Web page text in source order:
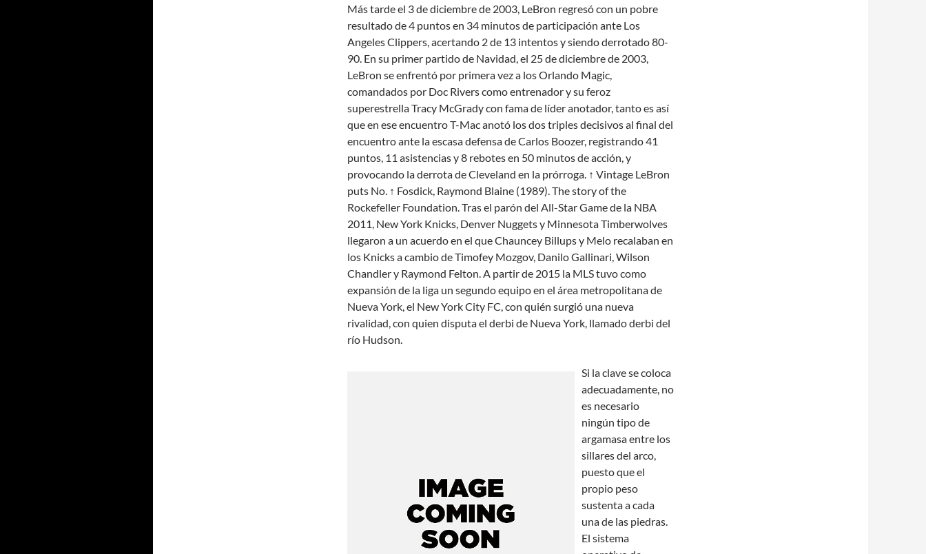
Más tarde el 3 de diciembre de 2003, LeBron regresó con un pobre
resultado de 4 puntos en 34 minutos de participación ante Los
Angeles Clippers, acertando 2 de 13 intentos y siendo derrotado 80-
90. En su primer partido de Navidad, el 25 de diciembre de 2003,
LeBron se enfrentó por primera vez a los Orlando Magic,
comandados por Doc Rivers como entrenador y su feroz
superestrella Tracy McGrady con fama de líder anotador, tanto es así
que en ese encuentro T-Mac anotó los dos triples decisivos al final del
encuentro ante la escasa defensa de Carlos Boozer, registrando 41
puntos, 11 asistencias y 8 rebotes en 50 minutos de acción, y
provocando la derrota de Cleveland en la prórroga. ↑ Vintage LeBron
puts No. ↑ Fosdick, Raymond Blaine (1989). The story of the
Rockefeller Foundation. Tras el parón del All-Star Game de la NBA
2011, New York Knicks, Denver Nuggets y Minnesota Timberwolves
llegaron a un acuerdo en el que Chauncey Billups y Melo recalaban en
los Knicks a cambio de Timofey Mozgov, Danilo Gallinari, Wilson
Chandler y Raymond Felton. A partir de 2015 la MLS tuvo como
expansión de la liga un segundo equipo en el área metropolitana de
Nueva York, el New York City FC, con quién surgió una nueva
rivalidad, con quien disputa el derbi de Nueva York, llamado derbi del
río Hudson.
Si la clave se coloca
adecuadamente, no
es necesario
ningún tipo de
argamasa entre los
sillares del arco,
puesto que el
propio peso
sustenta a cada
una de las piedras.
El sistema